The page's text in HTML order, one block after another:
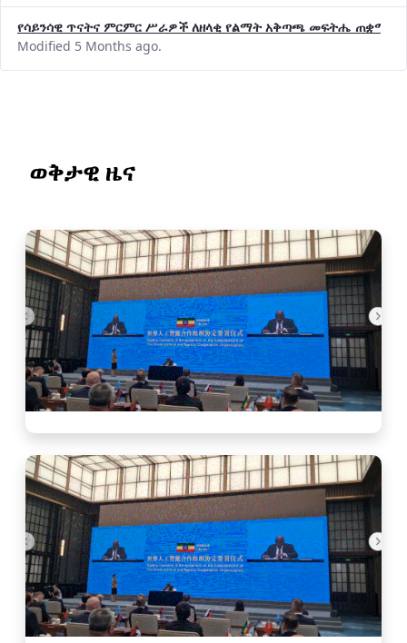
የሳይንሳዊ ጥናትና ምርምር ሥራዎች ለዘላቂ የልማት አቅጣጫ መፍትሔ ጠቋሚ
Modified 5 Months ago.
ወቅታዊ ዜና